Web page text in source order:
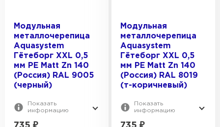
Модульная
металлочерепица
Aquasystem
Гётеборг XXL 0,5
мм PE Matt Zn 140
(Россия) RAL 9005
(черный)
Показать
информацию
Модульная
металлочерепица
Aquasystem
Гётеборг XXL 0,5
мм PE Matt Zn 140
(Россия) RAL 8019
(т-коричневый)
Показать
информацию